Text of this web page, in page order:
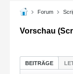
Forum
Vorschau
BEITRÄGE